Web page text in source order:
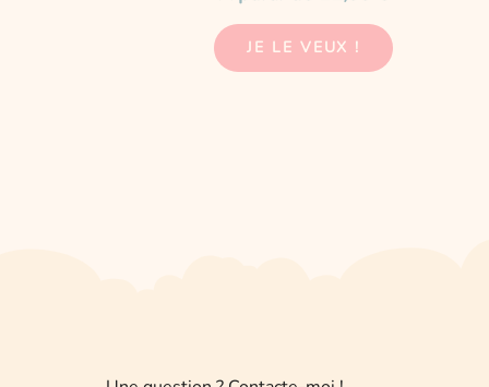
5.00
JE LE VEUX !
produit